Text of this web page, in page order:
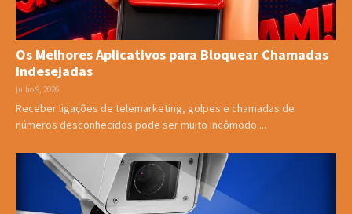
Os Melhores Aplicativos para Bloquear Chamadas
Indesejadas
julho 9, 2026
Receber ligações de telemarketing, golpes e chamadas de
números desconhecidos pode ser muito incômodo....